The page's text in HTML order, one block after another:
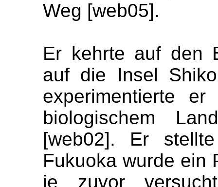
Weg [web05].
Er kehrte auf den
auf die Insel
experimentierte
biologischem
[web02]. Er
Fukuoka wurde ein
je zuvor